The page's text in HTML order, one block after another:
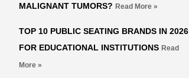
MALIGNANT TUMORS? Read More »
TOP 10 PUBLIC SEATING BRANDS IN 2026
FOR EDUCATIONAL INSTITUTIONS Read
More »